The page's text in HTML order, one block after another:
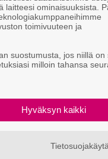
laitteesi ominaisuuksista.
toimivuuteen ja
suostumusta, jos niillä on
milloin tahansa
Hyväksyn kaikki